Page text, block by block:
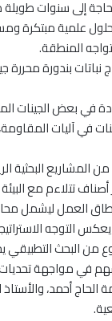
إلى سنوات طويلة
حلول علمية مبتكرة
المنطقة.
بندورة محررة
في بعض الجينات
في آليات
البحثية
تتلاءم مع
العمل ليشمل
يعكس التوجه
من البحث
في مواجهة
أحمد،